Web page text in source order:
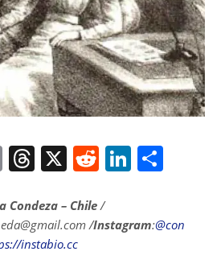
E
ai
l
T
re
a
X R
d
di
Li
e e
Condeza – Chile /
/Instagram:@con
instabio.cc